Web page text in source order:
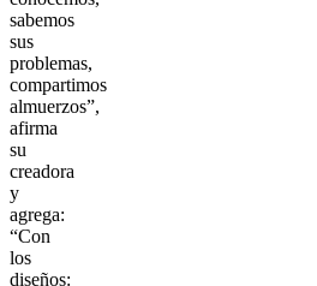
sabemos
sus
problemas,
compartimos
almuerzos”,
afirma
su
creadora
y
agrega:
“Con
los
diseños: